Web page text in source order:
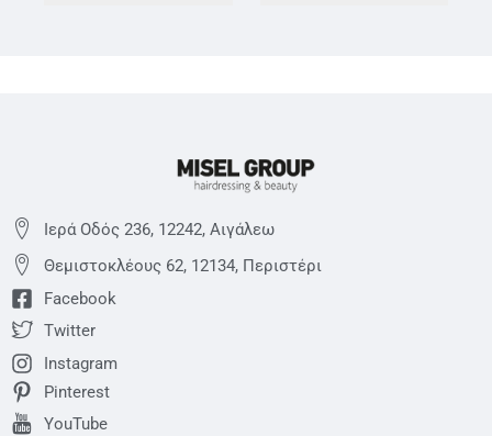
Ιερά Οδός 236, 12242, Αιγάλεω
Θεμιστoκλέους 62, 12134, Περιστέρι
Facebook
Twitter
Instagram
Pinterest
YouTube